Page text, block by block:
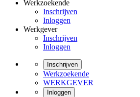
Werkzoekende
Inschrijven
Inloggen
Werkgever
Inschrijven
Inloggen
Inschrijven
Werkzoekende
WERKGEVER
Inloggen